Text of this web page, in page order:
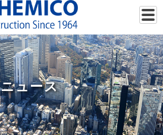
ニュース